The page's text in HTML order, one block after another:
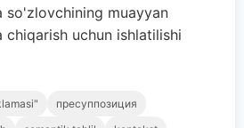
so'zlovchining muayyan
uchun ishlatilishi
пресуппозиция